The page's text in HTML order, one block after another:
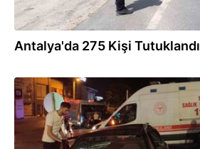
Antalya'da 275 Kişi Tutuklandı
03.08.2026